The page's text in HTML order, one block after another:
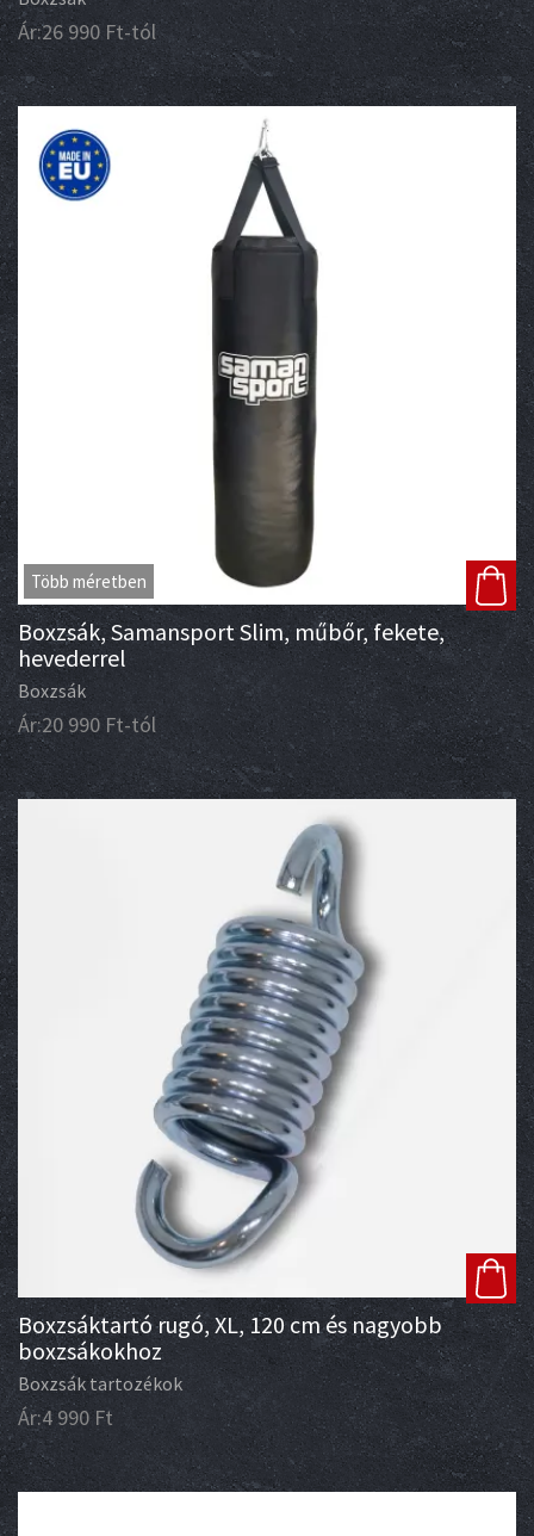
Ár:26 990 Ft-tól
Több méretben
Boxzsák, Samansport Slim, műbőr, fekete,
hevederrel
Boxzsák
Ár:20 990 Ft-tól
Boxzsáktartó rugó, XL, 120 cm és nagyobb
boxzsákokhoz
Boxzsák tartozékok
Ár:4 990 Ft